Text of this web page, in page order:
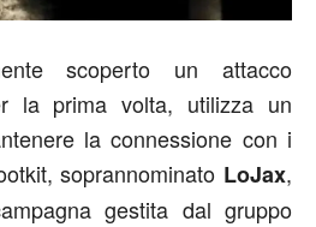
scoperto un attacco
la prima volta, utilizza un
la connessione con i
soprannominato LoJax,
gestita dal gruppo